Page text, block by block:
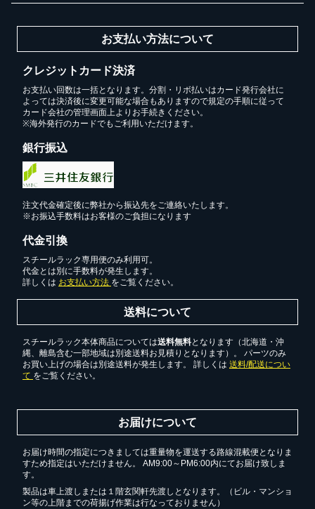
お支払い方法について
クレジットカード決済
お支払い回数は一括となります。分割・リボ払いはカード発行会社に
よっては決済後に変更可能な場合もありますので規定の手順に従って
カード会社の管理画面上よりお手続きください。
※海外発行のカードでもご利用いただけます。
銀行振込
注文代金確定後に弊社から振込先をご連絡いたします。
※お振込手数料はお客様のご負担になります
代金引換
スチールラック専用便のみ利用可。
代金とは別に手数料が発生します。
詳しくは お支払い方法 をご覧ください。
送料について
スチールラック本体商品については送料無料となります（北海道・沖
縄、離島含む一部地域は別途送料お見積りとなります）。 パーツのみ
お買い上げの場合は別途送料が発生します。 詳しくは 送料/配送につい
て をご覧ください。
お届けについて
お届け時間の指定につきましては重量物を運送する路線混載便となりま
すため指定はいただけません。 AM9:00～PM6:00内にてお届け致しま
す。
製品は車上渡しまたは１階玄関軒先渡しとなります。（ビル・マンショ
ン等の上階までの荷揚げ作業は行なっておりません）
1台でも大量導入でも無料お見積・ご注文を受け付けており
ます(安心保証付き)
カートへ進む